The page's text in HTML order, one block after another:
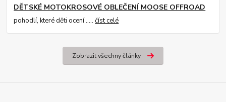
DĚTSKÉ MOTOKROSOVÉ OBLEČENÍ MOOSE OFFROAD
pohodlí, které děti ocení .....číst celé
Zobrazit všechny články